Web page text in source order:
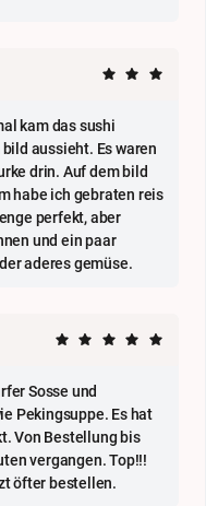
kam das sushi
aussieht. Es waren
drin. Auf dem bild
habe ich gebraten reis
perfekt, aber
und ein paar
aderes gemüse.
Sosse und
Pekingsuppe. Es hat
Von Bestellung bis
vergangen. Top!!!
öfter bestellen.